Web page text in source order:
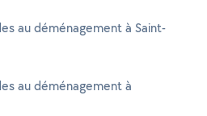
au déménagement à Saint-
au déménagement à